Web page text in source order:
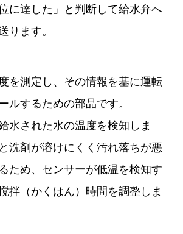
に達した」と判断して給水弁へ
ります。
を測定し、その情報を基に運転
ルするための部品です。
水された水の温度を検知しま
洗剤が溶けにくく汚れ落ちが悪
ため、センサーが低温を検知す
拌（かくはん）時間を調整しま